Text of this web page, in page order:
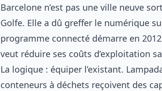
Barcelone n’est pas une ville neuve
Golfe. Elle a dû greffer le numérique
programme connecté démarre en
veut réduire ses coûts d’exploitation
La logique : équiper l’existant.
conteneurs à déchets reçoivent des